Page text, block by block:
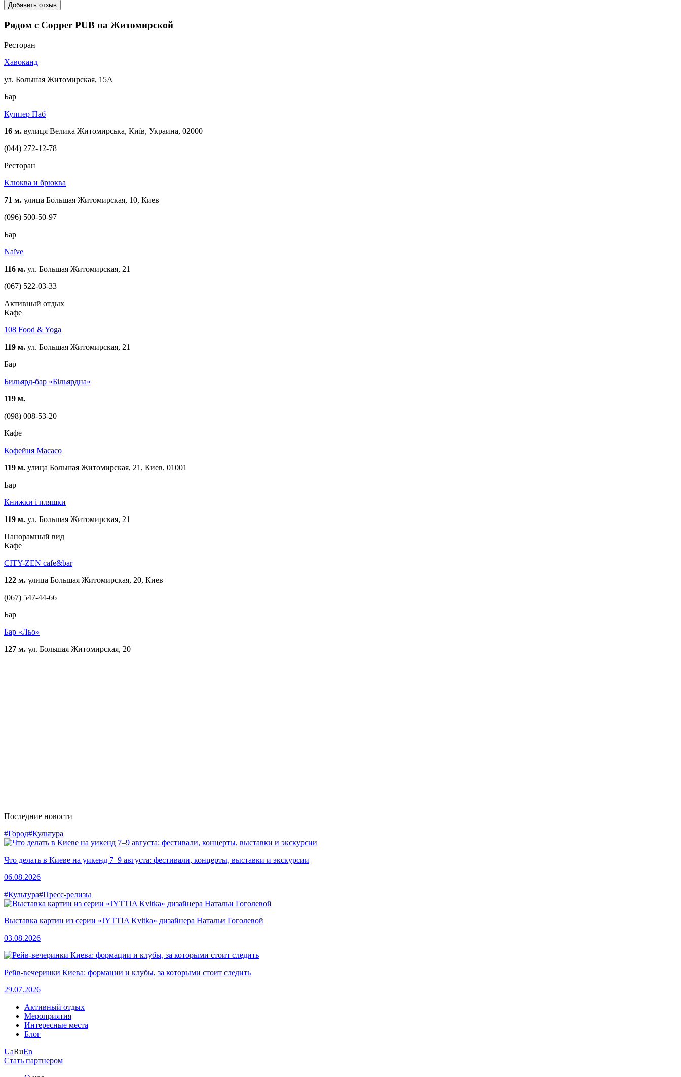
Добавить отзыв
Рядом с Copper PUB на Житомирской
Ресторан
Хавоканд
ул. Большая Житомирская, 15A
Бар
Куппер Паб
16 м. вулиця Велика Житомирська, Київ, Украина, 02000
(044) 272-12-78
Ресторан
Клюква и брюква
71 м. улица Большая Житомирская, 10, Киев
(096) 500-50-97
Бар
Naїve
116 м. ул. Большая Житомирская, 21
(067) 522-03-33
Активный отдых
Кафе
108 Food & Yoga
119 м. ул. Большая Житомирская, 21
Бар
Бильярд-бар «Більярдна»
119 м.
(098) 008-53-20
Кафе
Кофейня Macaco
119 м. улица Большая Житомирская, 21, Киев, 01001
Бар
Книжки і пляшки
119 м. ул. Большая Житомирская, 21
Панорамный вид
Кафе
CITY-ZEN cafe&bar
122 м. улица Большая Житомирская, 20, Киев
(067) 547-44-66
Бар
Бар «Льо»
127 м. ул. Большая Житомирская, 20
Последние новости
#Город#Культура
Что делать в Киеве на уикенд 7–9 августа: фестивали, концерты, выставки и экскурсии
06.08.2026
#Культура#Пресс-релизы
Выставка картин из серии «JYTTIA Kvitka» дизайнера Натальи Гоголевой
03.08.2026
Рейв-вечеринки Киева: формации и клубы, за которыми стоит следить
29.07.2026
Активный отдых
Мероприятия
Интересные места
Блог
UaRuEn
Стать партнером